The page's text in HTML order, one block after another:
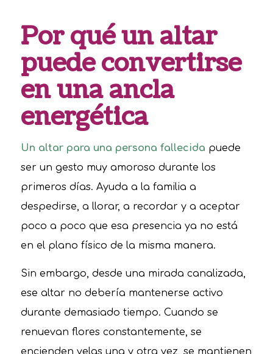
Por qué un altar
puede convertirse
en una ancla
energética
Un altar para una persona fallecida puede
ser un gesto muy amoroso durante los
primeros días. Ayuda a la familia a
despedirse, a llorar, a recordar y a aceptar
poco a poco que esa presencia ya no está
en el plano físico de la misma manera.
Sin embargo, desde una mirada canalizada,
ese altar no debería mantenerse activo
durante demasiado tiempo. Cuando se
renuevan flores constantemente, se
encienden velas una y otra vez, se mantienen